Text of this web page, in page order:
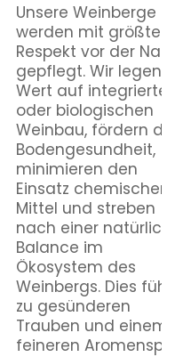
Unsere Weinberge
werden mit
Respekt vor der
gepflegt. Wir legen
Wert auf
oder biologischen
Weinbau, fördern
Bodengesundheit,
minimieren den
Einsatz chemischer
Mittel und streben
nach einer
Balance im
Ökosystem des
Weinbergs. Dies
zu gesünderen
Trauben und einem
feineren